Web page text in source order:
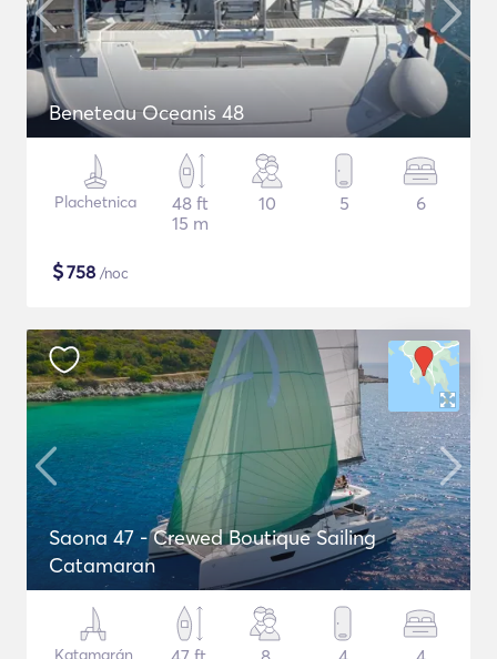
Beneteau Oceanis 48
Plachetnica
48 ft
15 m
10 5 6
$758 /noc
Saona 47 - Crewed Boutique Sailing
Catamaran
Katamarán